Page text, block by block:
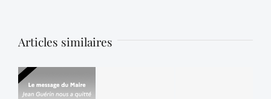
Articles similaires